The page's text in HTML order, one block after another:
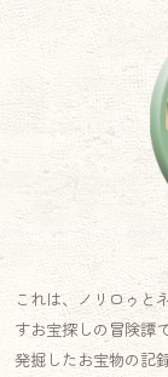
これは、ノリロゥと
すお宝探しの冒険譚
発掘したお宝物の記